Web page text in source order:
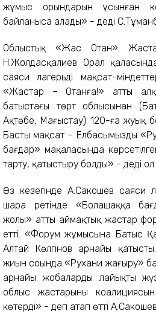
жұмыс орындарын ұсынған
байланыса алады» - деді
Облыстық «Жас Отан»
Н.Жолдасқалиев Орал
саяси лагерьдің мақсат-
«Жастар – Отанға!» атты
батыстағы төрт облысынан
Ақтөбе, Маңғыстау) 120-ға жуық
Басты мақсат – Елбасымыздың
бағдар» мақаласында
тарту, қатыстыру болды» - деді ол.
Өз кезегінде А.Сакошев саяси
шара ретінде «Болашаққа
жолы» атты аймақтық жастар
етті. «Форум жұмысына Батыс
Алтай Көлгінов арнайы
жиын соңында «Рухани жаңғыру»
арнайы жобаларды лайықты
облыс жастарының
көтерді» - деп атап өтті А.Сакошев.